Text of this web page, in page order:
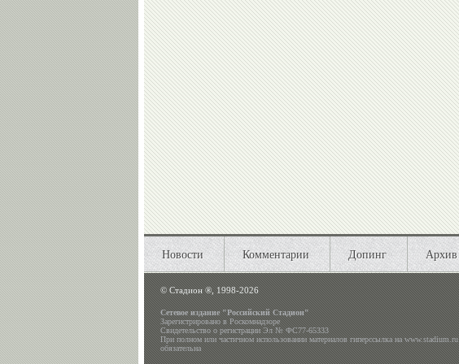
Новости Комментарии Допинг Архив
©Стадион ®, 1998-2026
Сетевое издание "Российский Стадион"
Зарегистрировано в Роскомнадзоре
Свидетельство о регистрации Эл № ФС77-65333
При полном или частичном использовании материалов гиперссылка наwww.stadium.ru
обязательна